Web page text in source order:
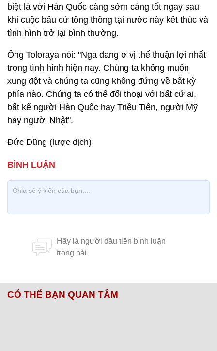
biệt là với Hàn Quốc càng sớm càng tốt ngay sau
khi cuộc bầu cử tổng thống tại nước này kết thúc và
tình hình trở lại bình thường.
Ông Toloraya nói: "Nga đang ở vị thế thuận lợi nhất
trong tình hình hiện nay. Chúng ta không muốn
xung đột và chúng ta cũng không đứng về bất kỳ
phía nào. Chúng ta có thể đối thoại với bất cứ ai,
bất kể người Hàn Quốc hay Triều Tiên, người Mỹ
hay người Nhật".
Đức Dũng (lược dịch)
CÓ THỂ BẠN QUAN TÂM